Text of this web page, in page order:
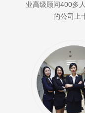
业高级顾问400多
的公司上